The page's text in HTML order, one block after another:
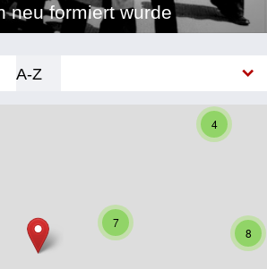
neu formiert wurde
A-Z
Kärnten
7
4
8